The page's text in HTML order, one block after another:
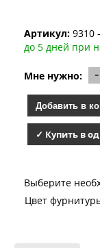
Артикул: 9310 -
до 5 дней при
Мне нужно: -
Добавить в
✓ Купить в
Выберите
Цвет